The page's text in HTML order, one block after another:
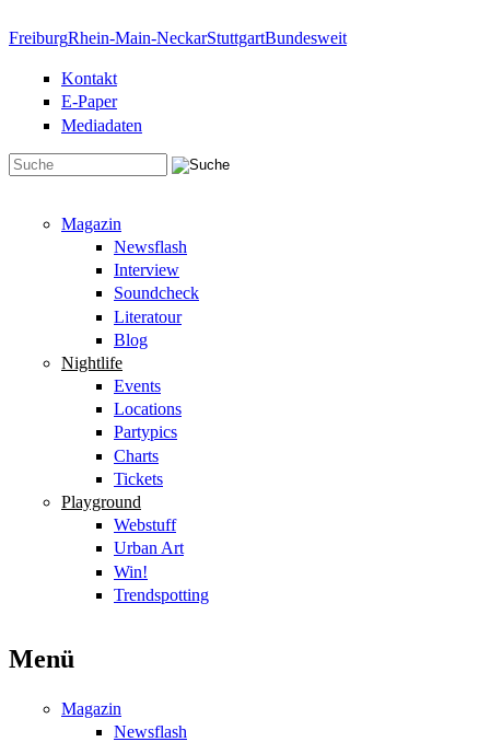
FreiburgRhein-Main-NeckarStuttgartBundesweit
Kontakt
E-Paper
Mediadaten
Magazin
Newsflash
Interview
Soundcheck
Literatour
Blog
Nightlife
Events
Locations
Partypics
Charts
Tickets
Playground
Webstuff
Urban Art
Win!
Trendspotting
Menü
Magazin
Newsflash